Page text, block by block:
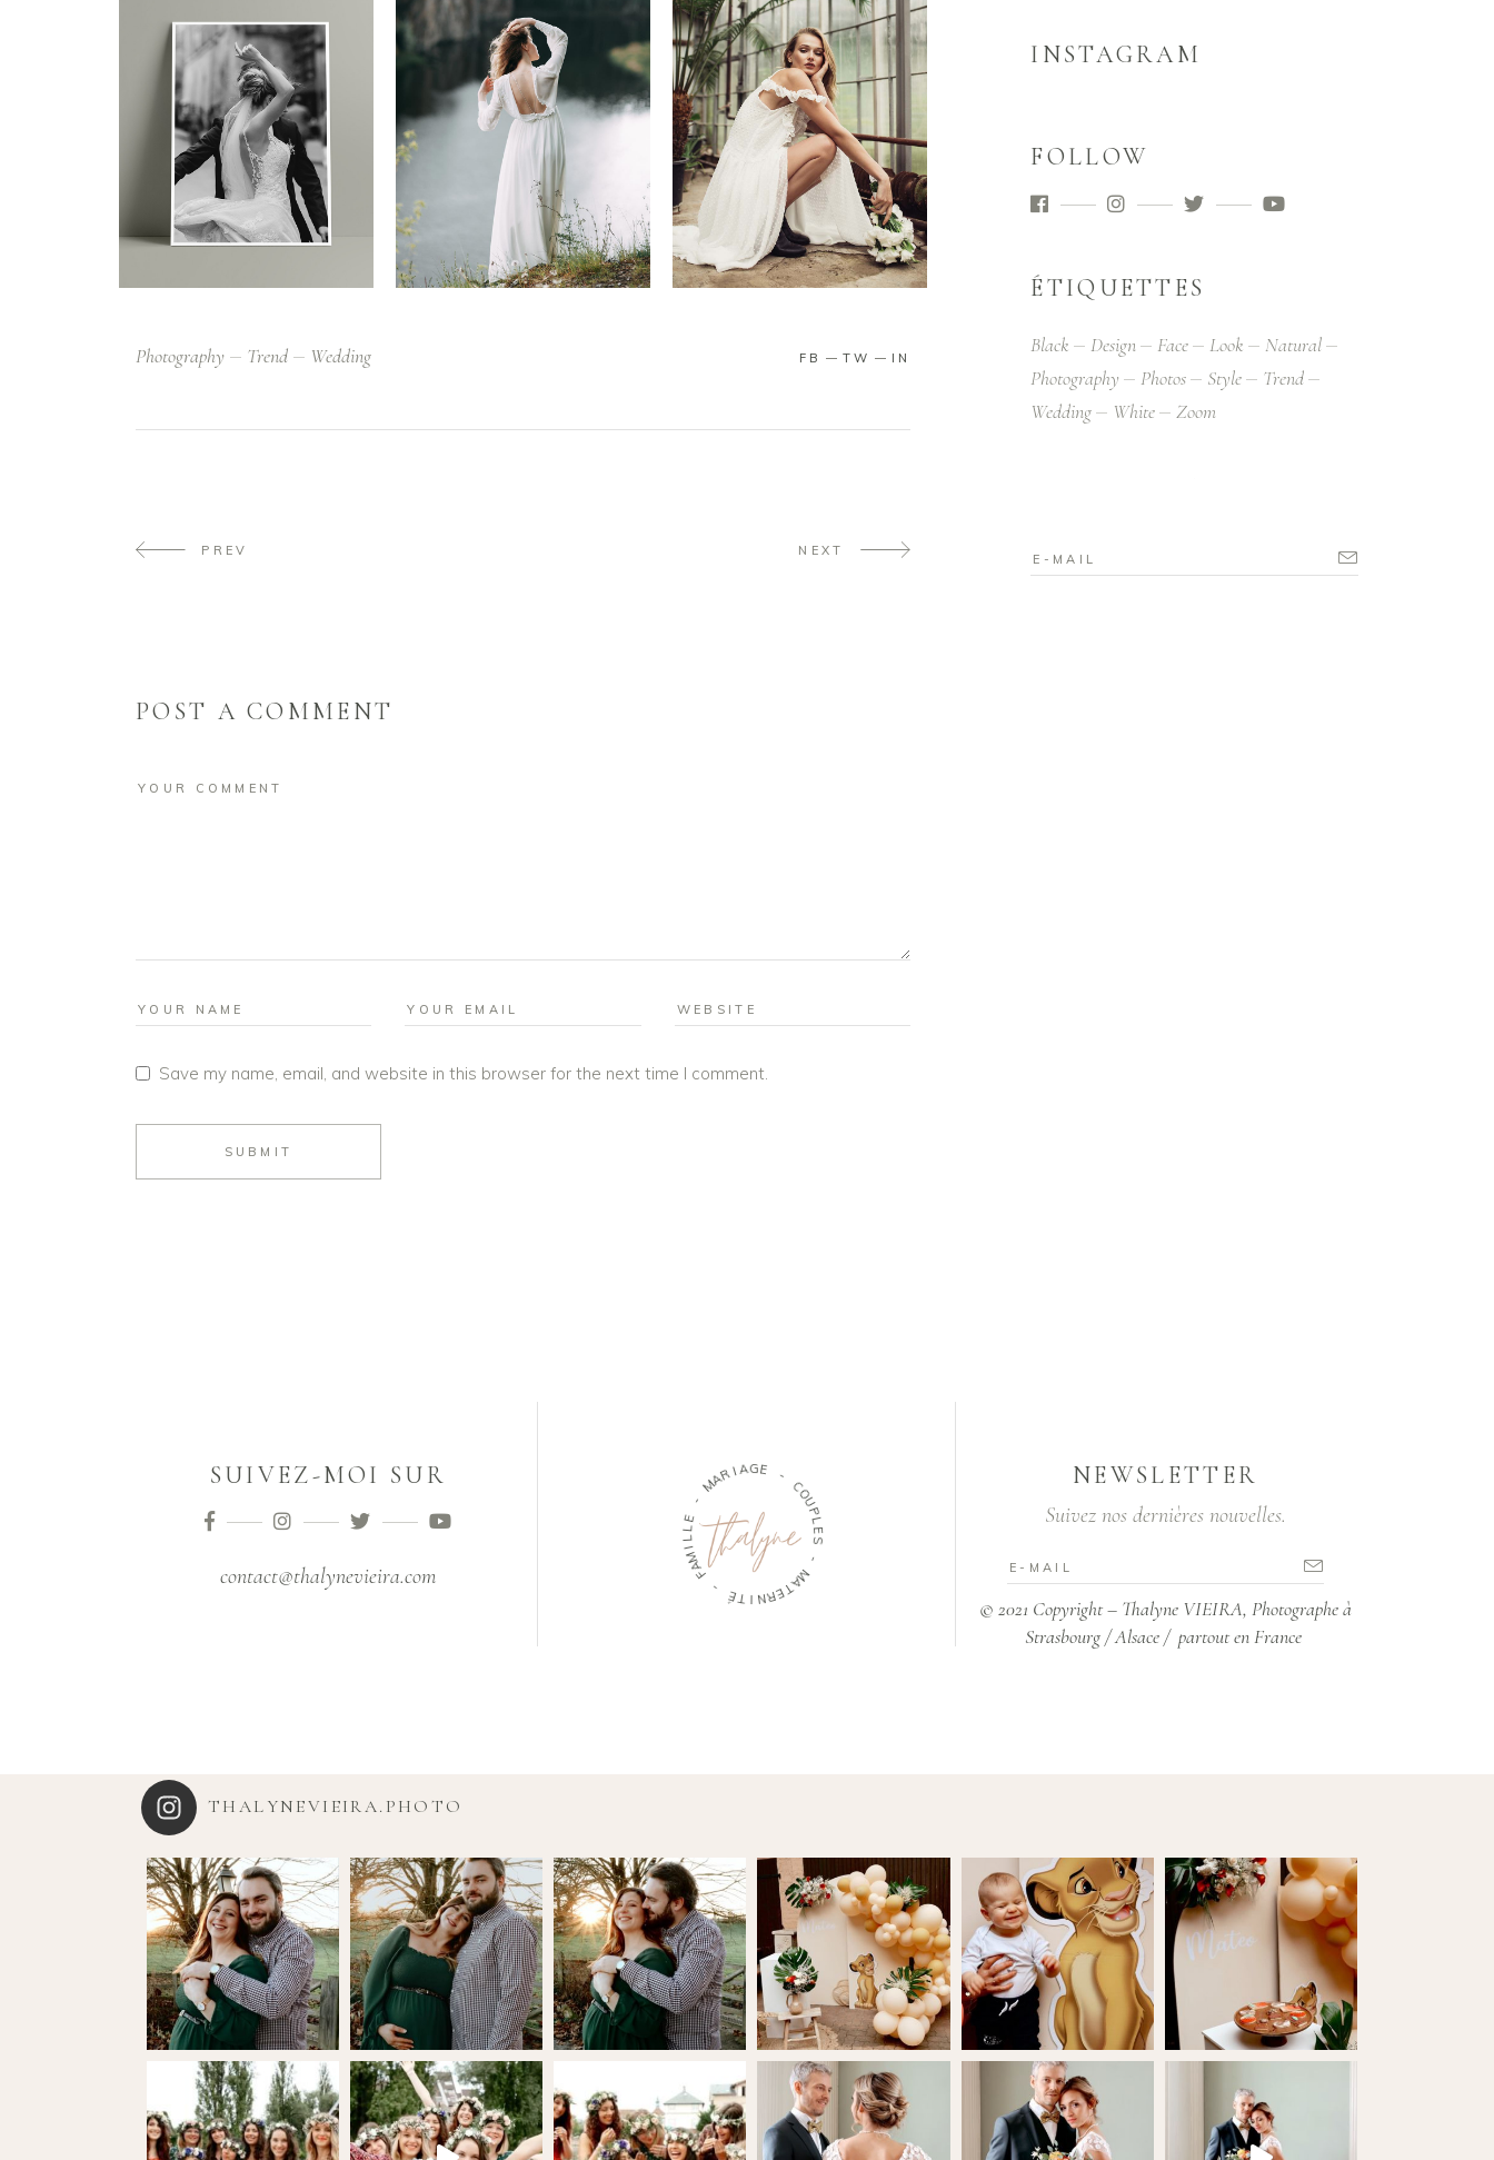
Photography Trend Wedding FB TW IN
PREV NEXT
POST A COMMENT
Save my name, email, and website in this browser for the next time I comment.
SUBMIT
INSTAGRAM
FOLLOW
ÉTIQUETTES
Black Design Face Look
Natural
Photography
Photos Style
Trend
Wedding
White Zoom
SUIVEZ-MOI SUR
contact@thalynevieira.com
-
MARIA GE
-
C
O
U
P
L
E
S
-
M
A
T
E
R
N
I
T
É
-
F
A
M
I
L
E
NEWSLETTER
Suivez nos dernières nouvelles.
© 2021 Copyright – Thalyne VIEIRA, Photographe à
Strasbourg / Alsace / partout en France
THALYNEVIEIRA.PHOTO